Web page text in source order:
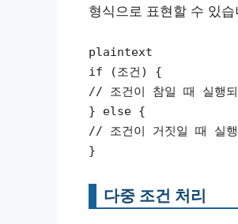
형식으로 표현할 수 있습
plaintext
if (조건) {
// 조건이 참일 때 실행되
} else {
// 조건이 거짓일 때 실행
}
다중 조건 처리